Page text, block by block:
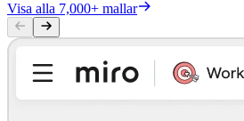
Visa alla 7,000+ mallar